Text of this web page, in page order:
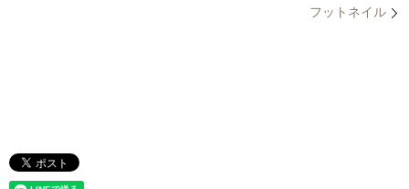
フットネイル